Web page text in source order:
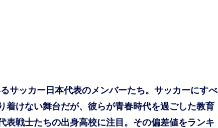
サッカー日本代表のメンバーたち。サッカーにすべ
けない舞台だが、彼らが青春時代を過ごした教育
戦士たちの出身高校に注目。その偏差値をランキ